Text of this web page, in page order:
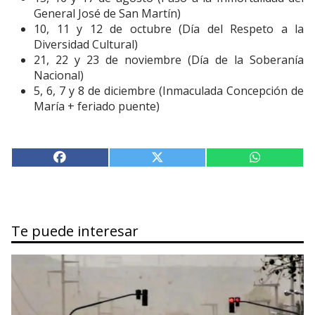
General José de San Martín)
10, 11 y 12 de octubre (Día del Respeto a la
Diversidad Cultural)
21, 22 y 23 de noviembre (Día de la Soberanía
Nacional)
5, 6, 7 y 8 de diciembre (Inmaculada Concepción de
María + feriado puente)
Te puede interesar